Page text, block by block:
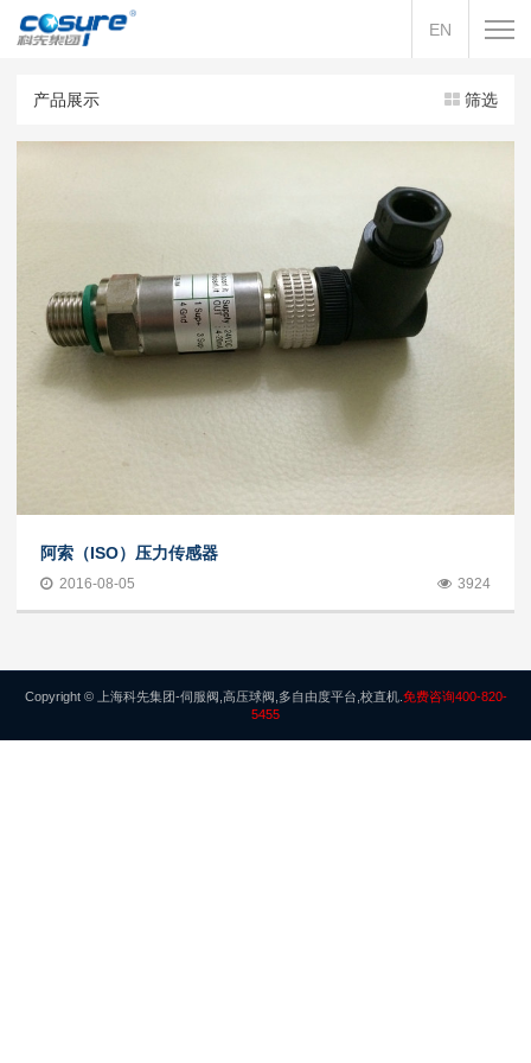
EN
产品展示 筛选
阿索（ISO）压力传感器
2016-08-05 3924
Copyright © 上海科先集团-伺服阀,高压球阀,多自由度平台,校直机.免费咨询400-820-
5455